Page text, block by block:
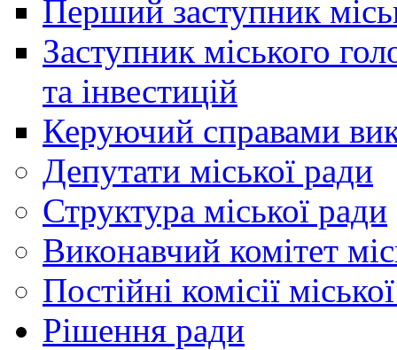
Перший заступник
Заступник міського
та інвестицій
Керуючий справами
Депутати міської ради
Структура міської ради
Виконавчий комітет
Постійні комісії
Рішення ради